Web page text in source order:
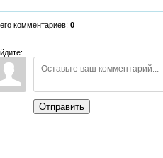
комментариев: 0
Отправить